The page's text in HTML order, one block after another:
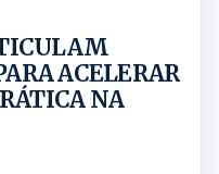
ACELERAR
NA